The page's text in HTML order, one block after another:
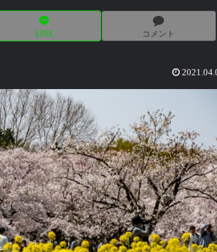
LINE コメント